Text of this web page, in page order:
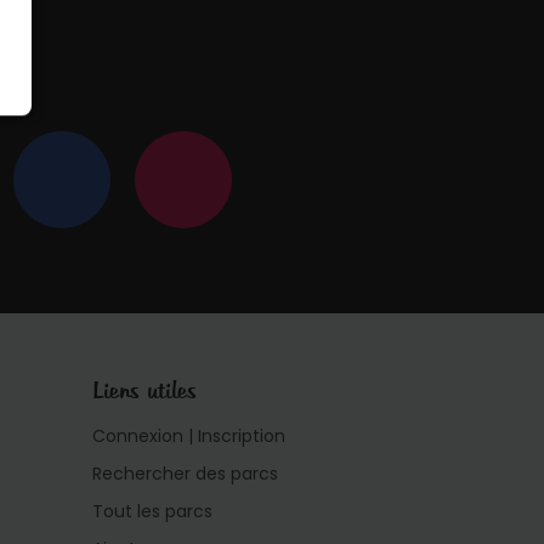
Liens utiles
Connexion | Inscription
Rechercher des parcs
Tout les parcs